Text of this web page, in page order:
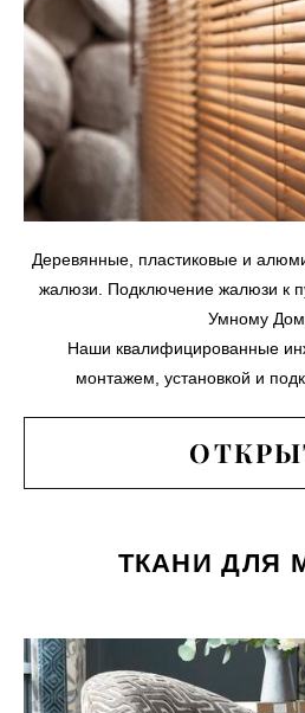
Деревянные, пластиковые и
жалюзи. Подключение жалюзи к
Умному
Наши квалифицированные
монтажем, установкой и
ТКАНИ ДЛЯ